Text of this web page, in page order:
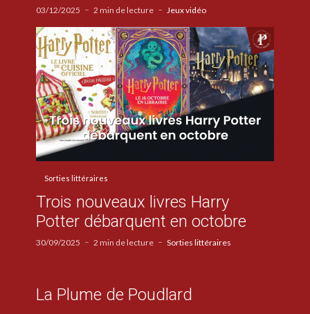
03/12/2025 2 min de lecture Jeux vidéo
Sorties littéraires
Trois nouveaux livres Harry
Potter débarquent en octobre
30/09/2025 2 min de lecture Sorties littéraires
La Plume de Poudlard